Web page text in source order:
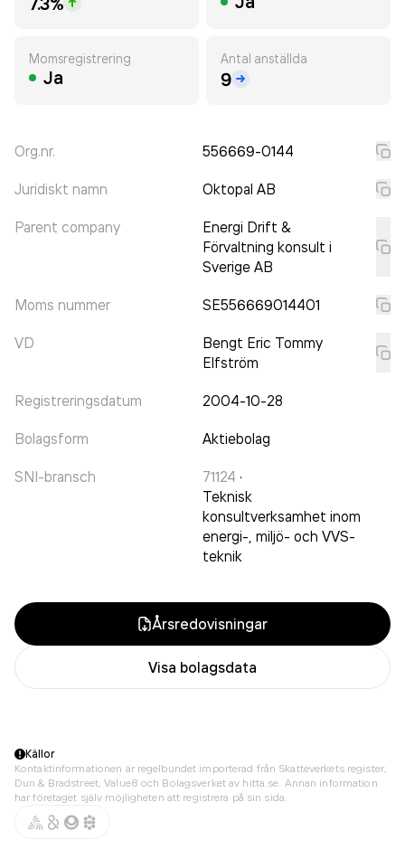
Momsregistrering
Ja
Antal anställda
9
Org.nr. 556669-0144
Juridiskt namn Oktopal AB
Parent company
Energi Drift &
Förvaltning konsult i
Sverige AB
Moms nummer SE556669014401
VD
Bengt Eric Tommy
Elfström
Registreringsdatum 2004-10-28
Bolagsform Aktiebolag
SNI-bransch 71124 ·
Teknisk
konsultverksamhet inom
energi-, miljö- och VVS-
teknik
Årsredovisningar
Visa bolagsdata
Källor
Kontaktinformationen är regelbundet importerad från Skatteverkets register,
Dun & Bradstreet, Value8 och Bolagsverket av hitta.se. Annan information
har företaget själv möjligheten att registrera på sin sida.